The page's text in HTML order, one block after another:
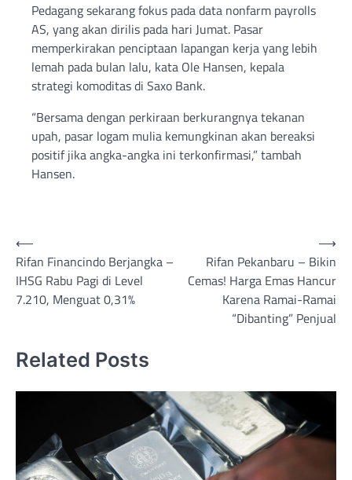
Pedagang sekarang fokus pada data nonfarm payrolls
AS, yang akan dirilis pada hari Jumat. Pasar
memperkirakan penciptaan lapangan kerja yang lebih
lemah pada bulan lalu, kata Ole Hansen, kepala
strategi komoditas di Saxo Bank.
“Bersama dengan perkiraan berkurangnya tekanan
upah, pasar logam mulia kemungkinan akan bereaksi
positif jika angka-angka ini terkonfirmasi,” tambah
Hansen.
Post
navigation
⟵
Rifan Financindo Berjangka –
IHSG Rabu Pagi di Level
7.210, Menguat 0,31%
Rifan Pekanbaru – Bikin
Cemas! Harga Emas Hancur
Karena Ramai-Ramai
“Dibanting” Penjual
⟶
Related Posts